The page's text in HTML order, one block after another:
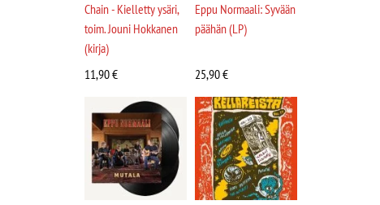
Chain - Kielletty ysäri,
toim. Jouni Hokkanen
(kirja)
11,90€
Eppu Normaali: Syvään
päähän (LP)
25,90€